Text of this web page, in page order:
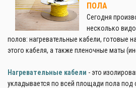
ПОЛА
Сегодня
несколько
полов: нагревательные кабели, готовые
этого кабеля, а также пленочные маты
Нагревательные кабели - это
укладывается по всей площади пола под